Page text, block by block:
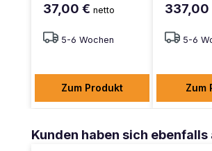
37,00 € netto
5-6 Wochen
Zum Produkt
337,00
5-6
Zum
Produktgalerie überspringen
Kunden haben sich ebenfalls